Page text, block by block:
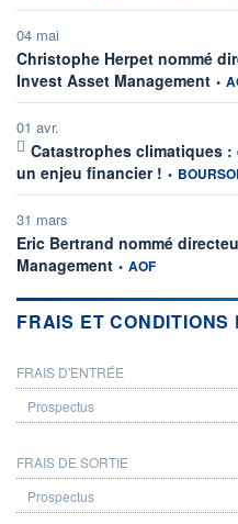
04 mai
Christophe Herpet nommé
Invest Asset Management •
01 avr.
Catastrophes climatiques
un enjeu financier ! information
•
31 mars
Eric Bertrand nommé
Managementinformation fournie par
• AOF
FRAIS ET CONDITIONS
PROSPECTUS
FRAIS D'ENTRÉE
FRAIS DE SORTIE